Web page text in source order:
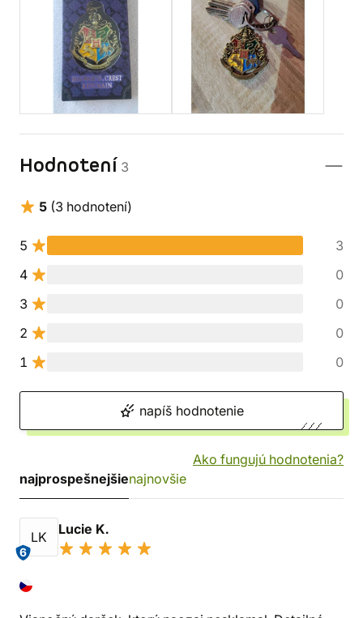
Hodnotení 3
5 (3 hodnotení)
5
3
4
0
3
0
2
0
1
0
napíš hodnotenie
Ako fungujú hodnotenia?
najprospešnejšienajnovšie
LK
6
Lucie K.